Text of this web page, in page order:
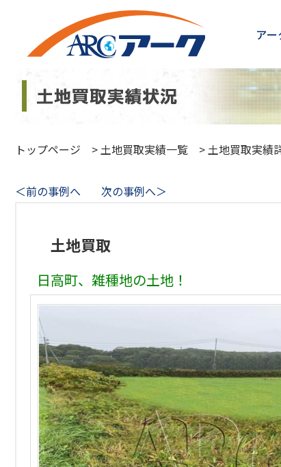
ア
トップページ >土地買取実績一覧 >土地買取実績
＜前の事例へ
次の事例へ＞
土地買取
日高町、雑種地の土地！